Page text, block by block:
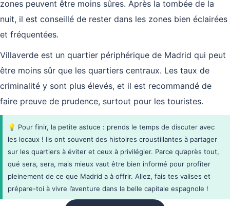
zones peuvent être moins sûres. Après la tombée de la
nuit, il est conseillé de rester dans les zones bien éclairées
et fréquentées.
Villaverde est un quartier périphérique de Madrid qui peut
être moins sûr que les quartiers centraux. Les taux de
criminalité y sont plus élevés, et il est recommandé de
faire preuve de prudence, surtout pour les touristes.
💡 Pour finir, la petite astuce : prends le temps de discuter avec
les locaux ! Ils ont souvent des histoires croustillantes à partager
sur les quartiers à éviter et ceux à privilégier. Parce qu’après tout,
qué sera, sera, mais mieux vaut être bien informé pour profiter
pleinement de ce que Madrid a à offrir. Allez, fais tes valises et
prépare-toi à vivre l’aventure dans la belle capitale espagnole !